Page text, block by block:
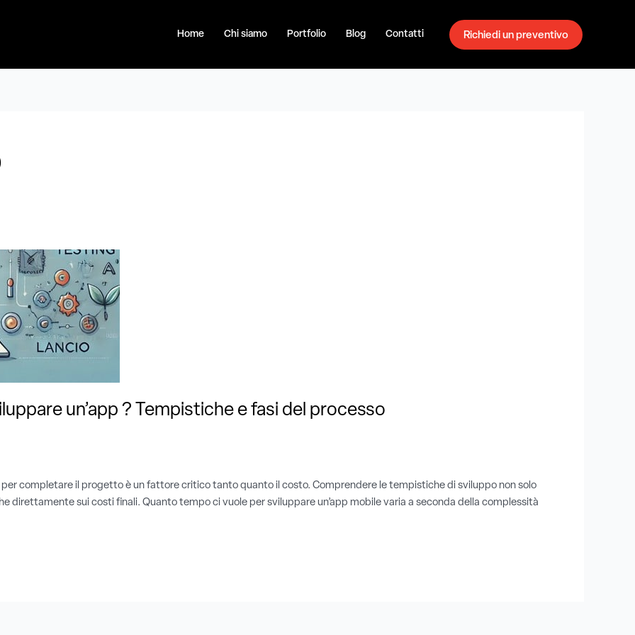
Home Chi siamo Portfolio Blog Contatti Richiedi un preventivo
un’app ? Tempistiche e fasi del processo
per completare il progetto è un fattore critico tanto quanto il costo. Comprendere le tempistiche di sviluppo non solo
direttamente sui costi finali. Quanto tempo ci vuole per sviluppare un’app mobile varia a seconda della complessità